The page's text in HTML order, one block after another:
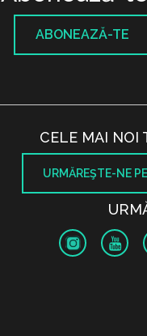
ABONEAZĂ-TE
CELE MAI NOI
URMĂREŞTE-NE